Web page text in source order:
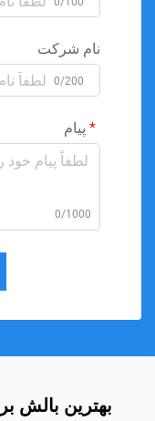
نام شرکت
0/200
پیام
0/1000
بهترین بالش